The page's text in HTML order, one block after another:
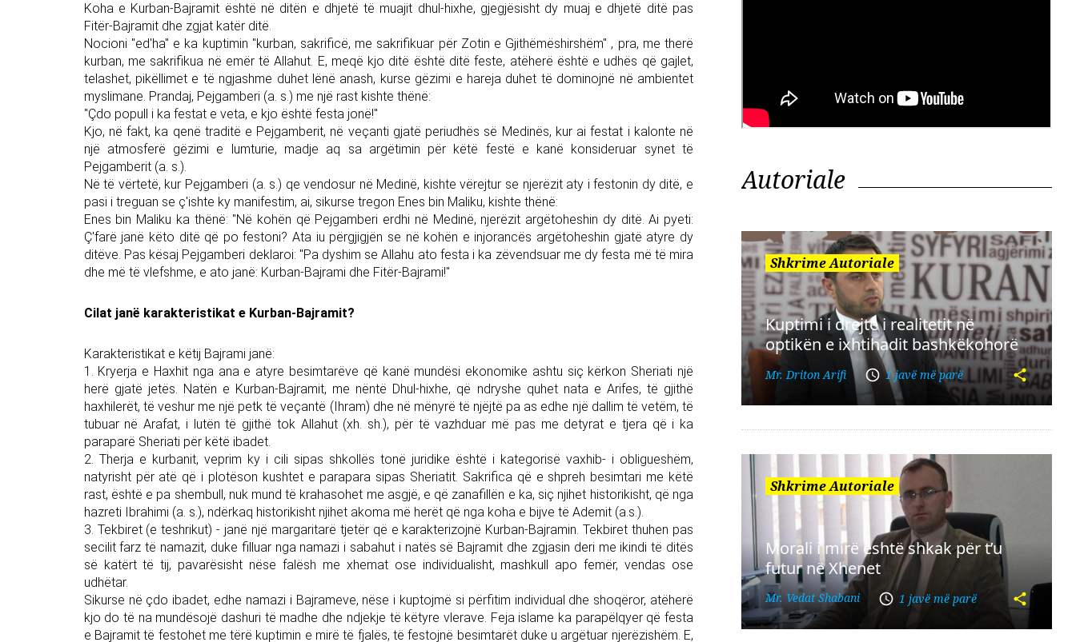
Koha e Kurban-Bajramit është në ditën e dhjetë të muajit dhul-hixhe, gjegjësisht dy muaj e dhjetë ditë pas
Fitër-Bajramit dhe zgjat katër ditë.
Nocioni "ed'ha" e ka kuptimin "kurban, sakrificë, me sakrifikuar për Zotin e Gjithëmëshirshëm" , pra, me therë
kurban, me sakrifikua në emër të Allahut. E, meqë kjo ditë është ditë feste, atëherë është e udhës që gajlet,
telashet, pikëllimet e të ngjashme duhet lënë anash, kurse gëzimi e hareja duhet të dominojnë në ambientet
myslimane. Prandaj, Pejgamberi (a. s.) me një rast kishte thënë:
"Çdo popull i ka festat e veta, e kjo është festa jonë!"
Kjo, në fakt, ka qenë traditë e Pejgamberit, në veçanti gjatë periudhës së Medinës, kur ai festat i kalonte në
një atmosferë gëzimi e lumturie, madje aq sa argëtimin për këtë festë e kanë konsideruar synet të
Pejgamberit (a. s.).
Në të vërtetë, kur Pejgamberi (a. s.) qe vendosur në Medinë, kishte vërejtur se njerëzit aty i festonin dy ditë, e
pasi i treguan se ç'ishte ky manifestim, ai, sikurse tregon Enes bin Maliku, kishte thënë:
Enes bin Maliku ka thënë: "Në kohën që Pejgamberi erdhi në Medinë, njerëzit argëtoheshin dy ditë. Ai pyeti:
Ç'farë janë këto ditë që po festoni? Ata iu përgjigjën se në kohën e injorancës argëtoheshin gjatë atyre dy
ditëve. Pas kësaj Pejgamberi deklaroi: "Pa dyshim se Allahu ato festa i ka zëvendsuar me dy festa më të mira
dhe më të vlefshme, e ato janë: Kurban-Bajrami dhe Fitër-Bajrami!"
Cilat janë karakteristikat e Kurban-Bajramit?
Karakteristikat e këtij Bajrami janë:
1. Kryerja e Haxhit nga ana e atyre besimtarëve që kanë mundësi ekonomike ashtu siç kërkon Sheriati një
herë gjatë jetës. Natën e Kurban-Bajramit, me nëntë Dhul-hixhe, që ndryshe quhet nata e Arifes, të gjithë
haxhilerët, të veshur me një petk të veçantë (Ihram) dhe në mënyrë të njëjtë pa as edhe një dallim të vetëm, të
tubuar në Arafat, i lutën të gjithë tok Allahut (xh. sh.), për të vazhduar më pas me detyrat e tjera që i ka
paraparë Sheriati për këtë ibadet.
2. Therja e kurbanit, veprim ky i cili sipas shkollës tonë juridike është i kategorisë vaxhib- i obligueshëm,
natyrisht për atë që i plotëson kushtet e parapara sipas Sheriatit. Sakrifica që e shpreh besimtari me këtë
rast, është e pa shembull, nuk mund të krahasohet me asgjë, e që zanafillën e ka, siç njihet historikisht, që nga
hazreti Ibrahimi (a. s.), ndërkaq historikisht njihet akoma më herët që nga koha e bijve të Ademit (a.s.).
3. Tekbiret (e teshrikut) - janë një margaritarë tjetër që e karakterizojnë Kurban-Bajramin. Tekbiret thuhen pas
secilit farz të namazit, duke filluar nga namazi i sabahut i natës së Bajramit dhe zgjasin deri me ikindi të ditës
së katërt të tij, pavarësisht nëse falësh me xhemat ose individualisht, mashkull apo femër, vendas ose
udhëtar.
Sikurse në çdo ibadet, edhe namazi i Bajrameve, nëse i kuptojmë si përfitim individual dhe shoqëror, atëherë
kjo do të na mundësojë dashuri të madhe dhe ndjekje të këtyre vlerave. Feja islame ka parapëlqyer që festa
e Bajramit të festohet me tërë kuptimin e mirë të fjalës, të festojnë besimtarët duke u argëtuar njerëzishëm. E,
Autoriale
Shkrime Autoriale
Kuptimi i drejtë i realitetit në
optikën e ixhtihadit bashkëkohorë
Mr. Driton Arifi 1 javë më parë
Shkrime Autoriale
Morali i mirë është shkak për t’u
futur në Xhenet
Mr. Vedat Shabani 1 javë më parë